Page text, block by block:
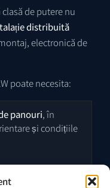
de putere nu
distribuită
electronică de
poate necesita:
panouri, în
și condițiile
de aspect și